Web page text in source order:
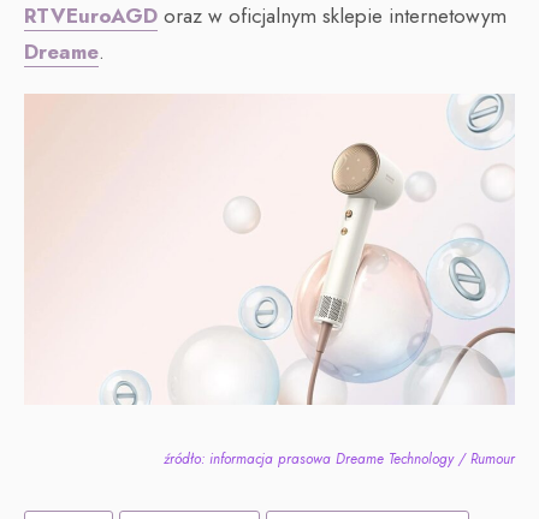
RTVEuroAGD oraz w oficjalnym sklepie internetowym
Dreame.
źródło: informacja prasowa Dreame Technology / Rumour